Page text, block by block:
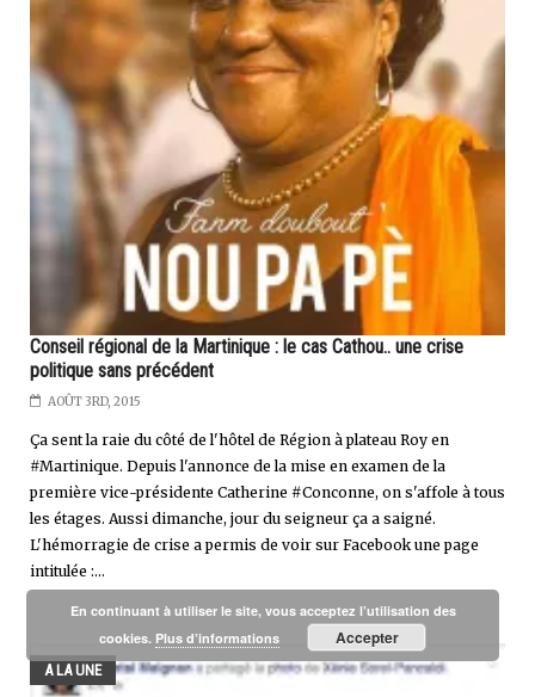
Conseil régional de la Martinique : le cas Cathou.. une crise
politique sans précédent
AOÛT 3RD, 2015
Ça sent la raie du côté de l'hôtel de Région à plateau Roy en
#Martinique. Depuis l'annonce de la mise en examen de la
première vice-présidente Catherine #Conconne, on s'affole à tous
les étages. Aussi dimanche, jour du seigneur ça a saigné.
L'hémorragie de crise a permis de voir sur Facebook une page
intitulée :...
A LA UNE
En continuant à utiliser le site, vous acceptez l’utilisation des
cookies. Plus d’informations Accepter